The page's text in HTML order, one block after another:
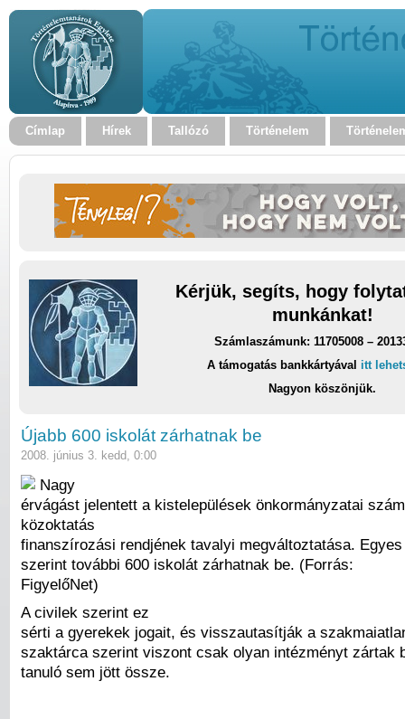
Címlap Hírek Tallózó Történelem
Kérjük, segíts, hogy
munkánkat!
Számlaszámunk: 11705008 –
A támogatás bankkártyával itt
Nagyon köszönjük.
Újabb 600 iskolát zárhatnak be
2008. június 3. kedd, 0:00
Nagy
érvágást jelentett a kistelepülések önkormányzatai
közoktatás
finanszírozási rendjének tavalyi megváltoztatása.
szerint további 600 iskolát zárhatnak be. (Forrás:
FigyelőNet)
A civilek szerint ez
sérti a gyerekek jogait, és visszautasítják a
szaktárca szerint viszont csak olyan intézményt zártak
tanuló sem jött össze.